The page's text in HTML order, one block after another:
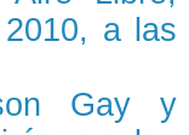
a las
Gay y